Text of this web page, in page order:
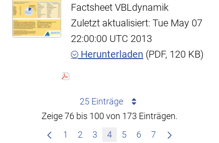
Factsheet VBLdynamik
Zuletzt aktualisiert: Tue May 07
22:00:00 UTC 2013
Herunterladen (PDF, 120 KB)
25 Einträge
Zeige 76 bis 100 von 173 Einträgen.
1
2 3 4 5 6 7